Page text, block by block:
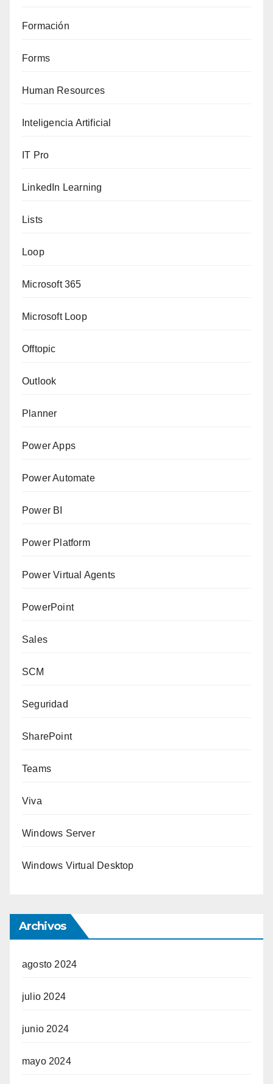
Formación
Forms
Human Resources
Inteligencia Artificial
IT Pro
LinkedIn Learning
Lists
Loop
Microsoft 365
Microsoft Loop
Offtopic
Outlook
Planner
Power Apps
Power Automate
Power BI
Power Platform
Power Virtual Agents
PowerPoint
Sales
SCM
Seguridad
SharePoint
Teams
Viva
Windows Server
Windows Virtual Desktop
Archivos
agosto 2024
julio 2024
junio 2024
mayo 2024